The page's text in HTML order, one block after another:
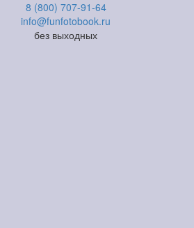
8 (800) 707-91-64
info@funfotobook.ru
без выходных